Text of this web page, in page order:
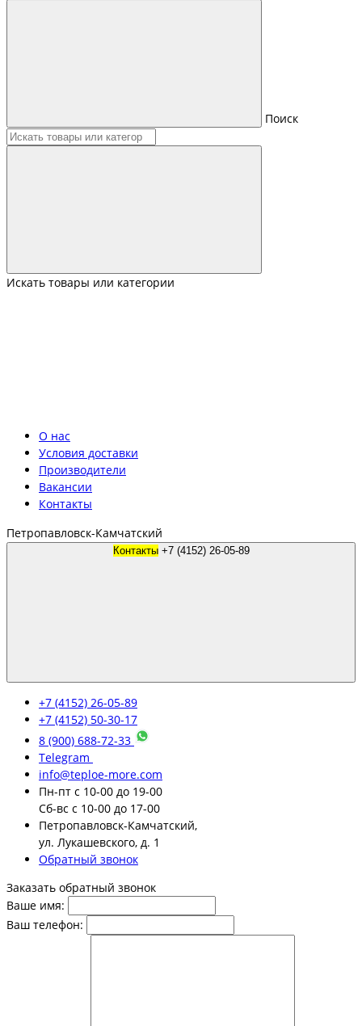
Поиск
Искать товары или категории
О нас
Условия доставки
Производители
Вакансии
Контакты
Петропавловск-Камчатский
Контакты +7 (4152) 26-05-89
+7 (4152) 26-05-89
+7 (4152) 50-30-17
8 (900) 688-72-33
Telegram
info@teploe-more.com
Пн-пт с 10-00 до 19-00
Сб-вс с 10-00 до 17-00
Петропавловск-Камчатский,
ул. Лукашевского, д. 1
Обратный звонок
Заказать обратный звонок
Ваше имя:
Ваш телефон: